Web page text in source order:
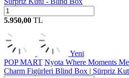
5.950,00 TL
Yeni
POP MART Nyota Where Moments
Charm Figürleri Blind Box | Sürpriz